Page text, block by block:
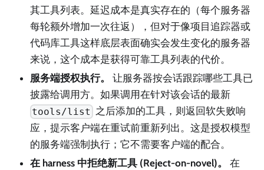
其工具列表。延迟成本是真实存在的（每个服务器
每轮额外增加一次往返），但对于像项目追踪器或
代码库工具这样底层表面确实会发生变化的服务器
来说，这个成本是获得可靠工具列表的代价。
服务端授权执行。
让服务器按会话跟踪哪些工具已
披露给调用方。如果调用在针对该会话的最新
tools/list 之后添加的工具，则返回软失败响
应，提示客户端在重试前重新列出。这是授权模型
的服务端强制执行；它不需要客户端的配合。
在 harness 中拒绝新工具 (Reject-on-novel)。
在